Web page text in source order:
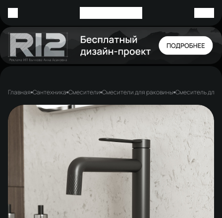
Главная Сантехника Смесители Смесители для раковины Смеситель для